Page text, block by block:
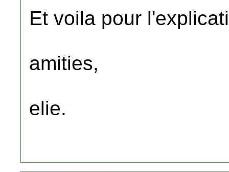
Et voila pour
amities,
elie.